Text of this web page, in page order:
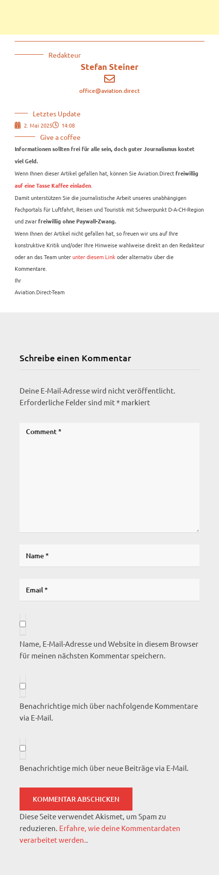
Redakteur
Stefan Steiner
office@aviation.direct
Letztes Update
2. Mai 2025 14:08
Give a coffee
Informationen sollten frei für alle sein, doch guter Journalismus kostet
viel Geld.
Wenn Ihnen dieser Artikel gefallen hat, können Sie Aviation.Direct freiwillig
auf eine Tasse Kaffee einladen
Damit unterstützen Sie die journalistische Arbeit unseres unabhängigen
Fachportals für Luftfahrt, Reisen und Touristik mit Schwerpunkt D-A-CH-Region
und zwar freiwillig ohne Paywall-Zwang.
Wenn Ihnen der Artikel nicht gefallen hat, so freuen wir uns auf Ihre
konstruktive Kritik und/oder Ihre Hinweise wahlweise direkt an den Redakteur
oder an das Team unterunter diesem Link oder alternativ über die
Kommentare.
Ihr
Aviation.Direct-Team
Schreibe einen Kommentar
Deine E-Mail-Adresse wird nicht veröffentlicht.
Erforderliche Felder sind mit* markiert
Name, E-Mail-Adresse und Website in diesem Browser
für meinen nächsten Kommentar speichern.
Benachrichtige mich über nachfolgende Kommentare
via E-Mail.
Benachrichtige mich über neue Beiträge via E-Mail.
Diese Seite verwendet Akismet, um Spam zu
reduzieren. Erfahre, wie deine Kommentardaten
verarbeitet werden..